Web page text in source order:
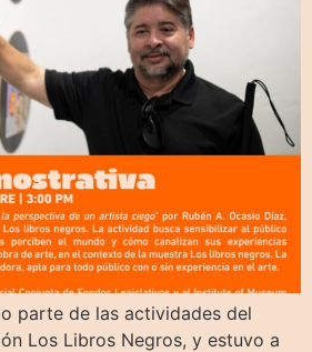
parte de las actividades del
Los Libros Negros, y estuvo a